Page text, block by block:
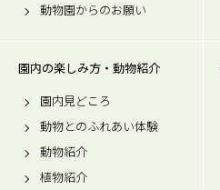
動物園からのお願い
園内の楽しみ方・動物紹介
園内見どころ
動物とのふれあい体験
動物紹介
植物紹介